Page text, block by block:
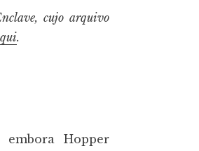
cujo arquivo
.
Hopper